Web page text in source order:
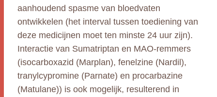
aanhoudend spasme van bloedvaten
ontwikkelen (het interval tussen toediening van
deze medicijnen moet ten minste 24 uur zijn).
Interactie van Sumatriptan en MAO-remmers
(isocarboxazid (Marplan), fenelzine (Nardil),
tranylcypromine (Parnate) en procarbazine
(Matulane)) is ook mogelijk, resulterend in